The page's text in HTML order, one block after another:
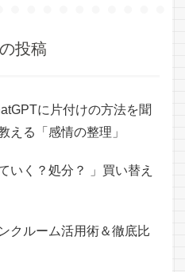
投稿
に片付けの方法を聞
える「感情の整理」
いく？処分？ 」買い替え
ルーム活用術＆徹底比